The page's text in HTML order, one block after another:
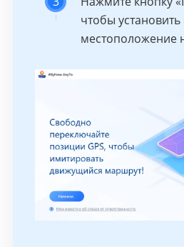
чтобы
местоположение